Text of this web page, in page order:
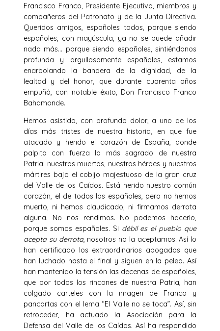
Francisco Franco, Presidente Ejecutivo, miembros y
compañeros del Patronato y de la Junta Directiva.
Queridos amigos, españoles todos, porque siendo
españoles, con mayúscula, ya no se puede añadir
nada más… porque siendo españoles, sintiéndonos
profunda y orgullosamente españoles, estamos
enarbolando la bandera de la dignidad, de la
lealtad y del honor, que durante cuarenta años
empuñó, con notable éxito, Don Francisco Franco
Bahamonde.
Hemos asistido, con profundo dolor, a uno de los
días más tristes de nuestra historia, en que fue
atacado y herido el corazón de España, donde
palpita con fuerza lo más sagrado de nuestra
Patria: nuestros muertos, nuestros héroes y nuestros
mártires bajo el cobijo majestuoso de la gran cruz
del Valle de los Caídos. Está herido nuestro común
corazón, el de todos los españoles, pero no hemos
muerto, ni hemos claudicado, ni firmamos derrota
alguna. No nos rendimos. No podemos hacerlo,
porque somos españoles. Si débil es el pueblo que
acepta su derrota, nosotros no la aceptamos. Así lo
han certificado los extraordinarios abogados que
han luchado hasta el final y siguen en la pelea. Así
han mantenido la tensión las decenas de españoles,
que por todos los rincones de nuestra Patria, han
colgado carteles con la imagen de Franco y
pancartas con el lema “El Valle no se toca”. Así, sin
retroceder, ha actuado la Asociación para la
Defensa del Valle de los Caídos. Así ha respondido